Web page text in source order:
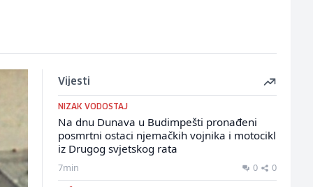
Vijesti
NIZAK VODOSTAJ
Na dnu Dunava u Budimpešti pronađeni
posmrtni ostaci njemačkih vojnika i motocikl
iz Drugog svjetskog rata
7min 0 0